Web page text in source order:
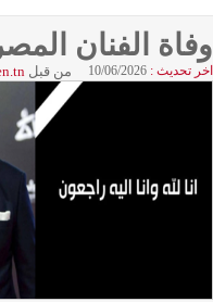
وفاة الفنان
اخر تحديث : 10/06/2026 من قبل